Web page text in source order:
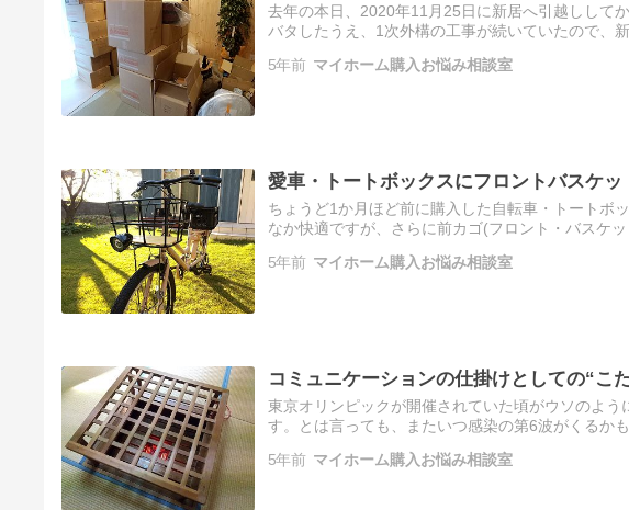
去年の本日、2020年11月25日に新居へ引越しして
バタしたうえ、1次外構の工事が続いていたので、
5年前 マイホーム購入お悩み相談室
愛車・トートボックスにフロントバスケッ
ちょうど1か月ほど前に購入した自転車・トートボ
なか快適ですが、さらに前カゴ(フロント・バスケ
5年前 マイホーム購入お悩み相談室
コミュニケーションの仕掛けとしての“こ
東京オリンピックが開催されていた頃がウソのよ
す。とは言っても、またいつ感染の第6波がくるか
5年前 マイホーム購入お悩み相談室